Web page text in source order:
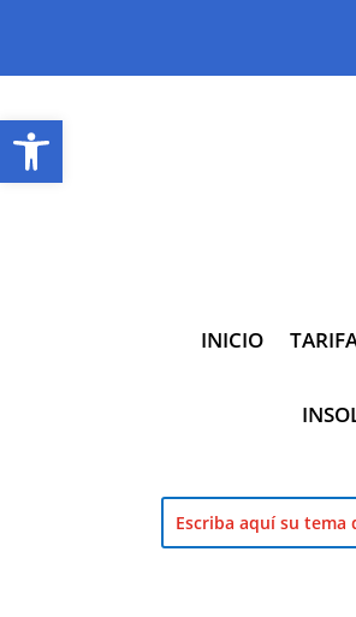
Abrir barra de herramientas
INICIO